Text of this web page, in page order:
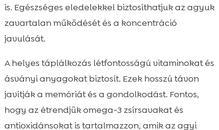
is. Egészséges eledelekkel biztosíthatjuk az agyuk
zavartalan működését és a koncentráció
javulását.
A helyes táplálkozás létfontosságú vitaminokat és
ásványi anyagokat biztosít. Ezek hosszú távon
javítják a memóriát és a gondolkodást. Fontos,
hogy az étrendjük omega-3 zsírsavakat és
antioxidánsokat is tartalmazzon, amik az agyi